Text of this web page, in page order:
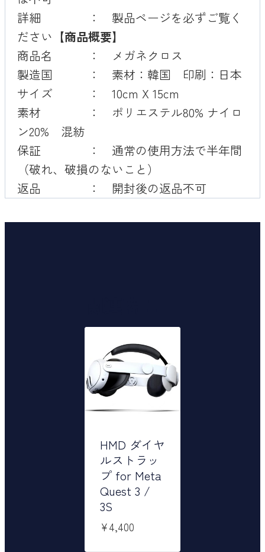
詳細 ： 製品ページを必ずご覧く
ださい 【商品概要】
商品名 ： メガネクロス
製造国 ： 素材：韓国 印刷：日本
サイズ ： 10cm X 15cm
素材 ： ポリエステル80% ナイロ
ン20% 混紡
保証 ： 通常の使用方法で半年間
（破れ、破損のないこと）
返品 ： 開封後の返品不可
HMD ダイヤ
ルストラッ
プ for Meta
Quest 3 /
3S
¥4,400